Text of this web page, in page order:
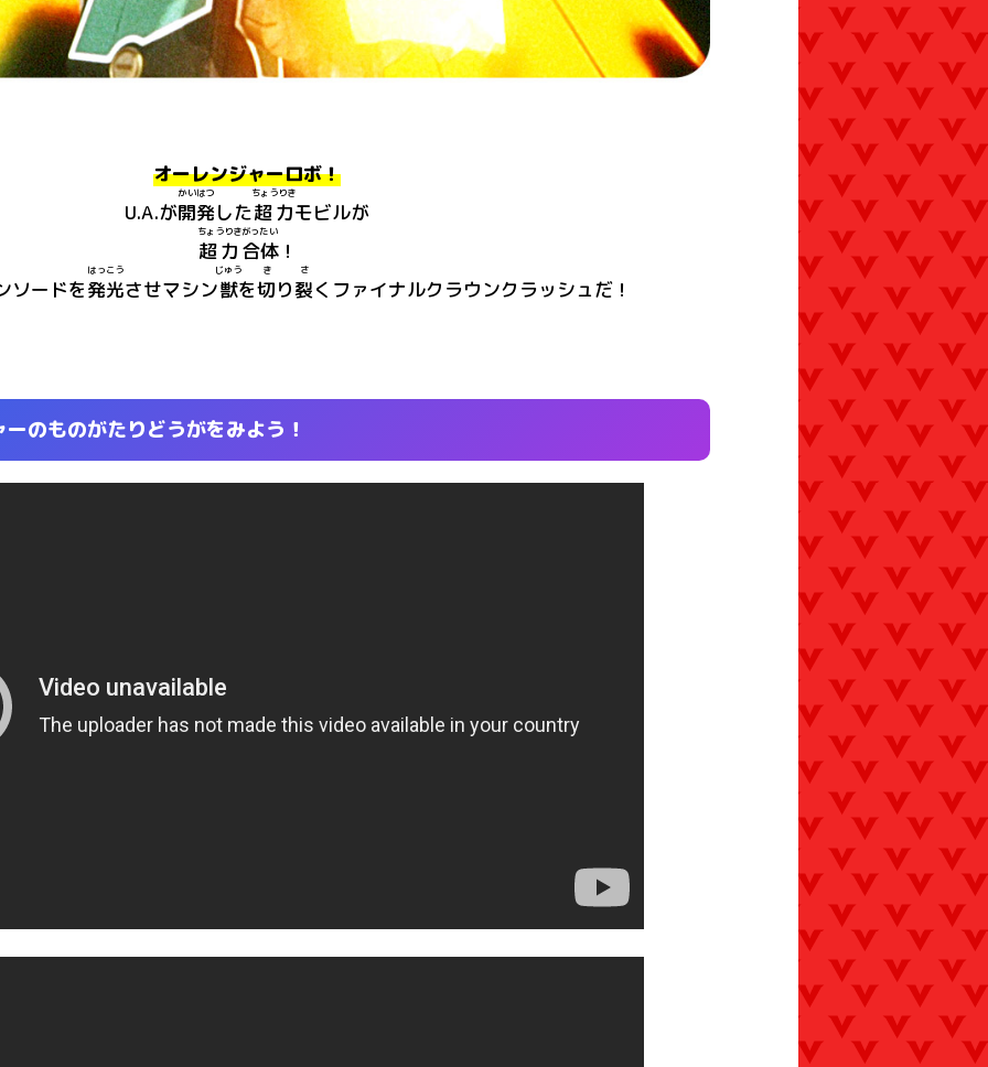
オーレンジャーロボ！
U.A.が開発
かいはつ
した超力
ちょうりき
モビルが
超力
ちょうりき
合体
がったい
！
ソードを発光
はっこう
させマシン獣
じゅう
を切
き
り裂
さ
くファイナルクラウンクラッシュだ！
ーのものがたりどうがをみよう！